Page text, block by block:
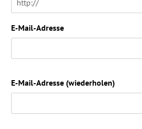
E-Mail-Adresse
E-Mail-Adresse (wiederholen)